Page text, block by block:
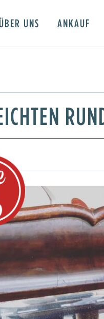
UNS ANKAUF